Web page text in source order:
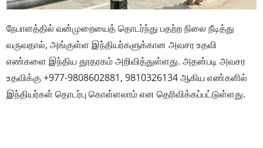
நேபாளத்தில் வன்முறையைத் தொடர்ந்து பதற்ற நிலை நீடித்து
வருவதால், அங்குள்ள இந்தியர்களுக்கான அவசர உதவி
எண்களை இந்திய தூதரகம் அறிவித்துள்ளது. அதன்படி அவசர
உதவிக்கு +977-9808602881, 9810326134 ஆகிய எண்களில்
இந்தியர்கள் தொடர்பு கொள்ளலாம் என தெரிவிக்கப்பட்டுள்ளது.